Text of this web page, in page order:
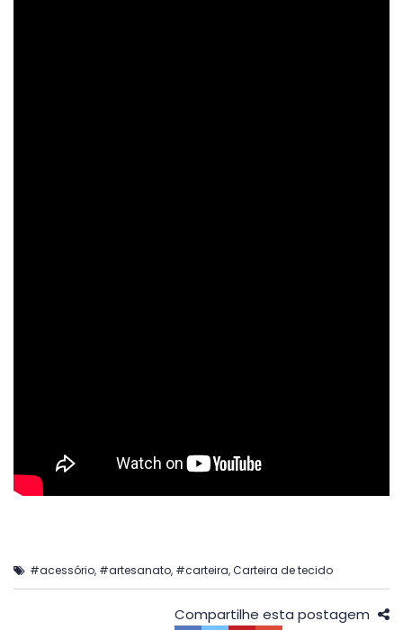
#acessório, #artesanato, #carteira,Carteira de tecido
Compartilhe esta postagem